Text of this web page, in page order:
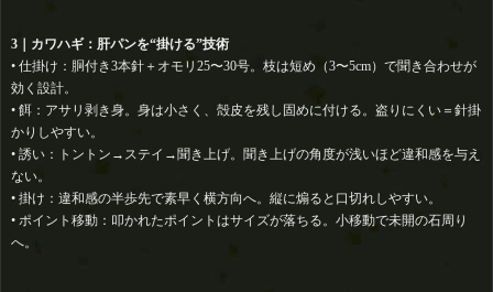
3｜カワハギ：肝パンを“掛ける”技術
• 仕掛け：胴付き3本針＋オモリ25〜30号。枝は短め（3〜5cm）で聞き合わせが
効く設計。
• 餌：アサリ剥き身。身は小さく、殻皮を残し固めに付ける。盗りにくい＝針掛
かりしやすい。
• 誘い：トントン→ステイ→聞き上げ。聞き上げの角度が浅いほど違和感を与え
ない。
• 掛け：違和感の半歩先で素早く横方向へ。縦に煽ると口切れしやすい。
• ポイント移動：叩かれたポイントはサイズが落ちる。小移動で未開の石周り
へ。